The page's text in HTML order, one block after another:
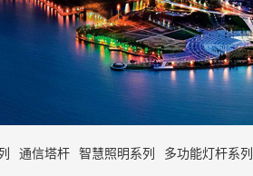
通信塔杆 智慧照明系列 多功能灯杆系列